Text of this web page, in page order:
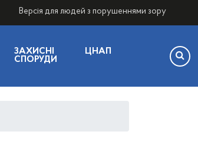
Версія для людей з порушеннями зору
ЗАХИСНІ
СПОРУДИ
ЦНАП